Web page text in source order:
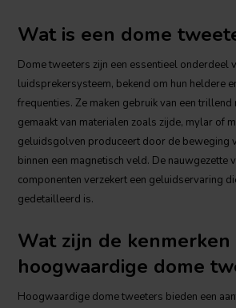
Wat is een dome
Dome tweeters zijn een essentieel onderdeel
luidsprekersysteem, bekend om hun heldere
frequenties. Ze maken gebruik van een trillend
gemaakt van materialen zoals zijde, mylar of
geluidsgolven produceert door de beweging
binnen een magnetisch veld. De nauwgezette
componenten verzekert een geluidservaring
gedetailleerd is.
Wat zijn de kenmerken
hoogwaardige dome
Hoogwaardige dome tweeters bieden een